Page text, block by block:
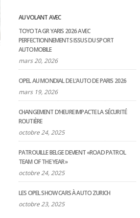
AU VOLANT AVEC
TOYOTA GR YARIS 2026 AVEC
PERFECTIONNEMENTS ISSUS DU SPORT
AUTOMOBILE
mars 20, 2026
OPEL AU MONDIAL DE L’AUTO DE PARIS 2026
mars 19, 2026
CHANGEMENT D’HEURE IMPACTE LA SÉCURITÉ
ROUTIÈRE
octobre 24, 2025
PATROUILLE BELGE DEVIENT «ROAD PATROL
TEAM OF THE YEAR»
octobre 24, 2025
LES OPEL SHOW CARS À AUTO ZURICH
octobre 23, 2025